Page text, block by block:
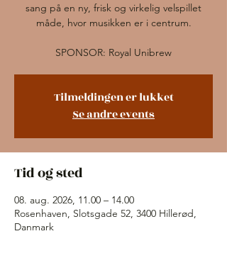
sang på en ny, frisk og virkelig velspillet
måde, hvor musikken er i centrum.
SPONSOR: Royal Unibrew
Tilmeldingen er lukket
Se andre events
Tid og sted
08. aug. 2026, 11.00 – 14.00
Rosenhaven, Slotsgade 52, 3400 Hillerød,
Danmark